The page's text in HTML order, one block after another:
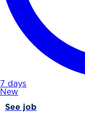
7 days
New
See job